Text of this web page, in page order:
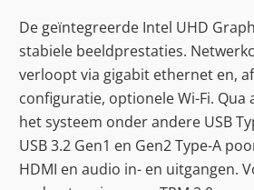
De geïntegreerde Intel UHD
stabiele beeldprestaties.
verloopt via gigabit ethernet en,
configuratie, optionele Wi-Fi.
het systeem onder andere USB
USB 3.2 Gen1 en Gen2 Type-A
HDMI en audio in- en uitgangen.